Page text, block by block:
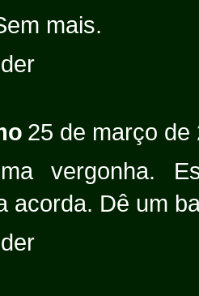
mais.
25 de março de
vergonha.
acorda. Dê um